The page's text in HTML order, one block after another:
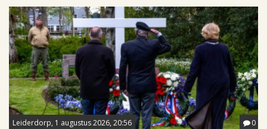
Leiderdorp, 1 augustus 2026, 20:56 0